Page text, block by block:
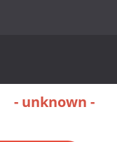
- unknown -